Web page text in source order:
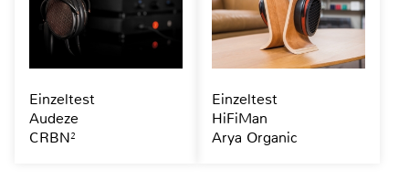
Einzeltest
Audeze
CRBN²
Einzeltest
HiFiMan
Arya Organic